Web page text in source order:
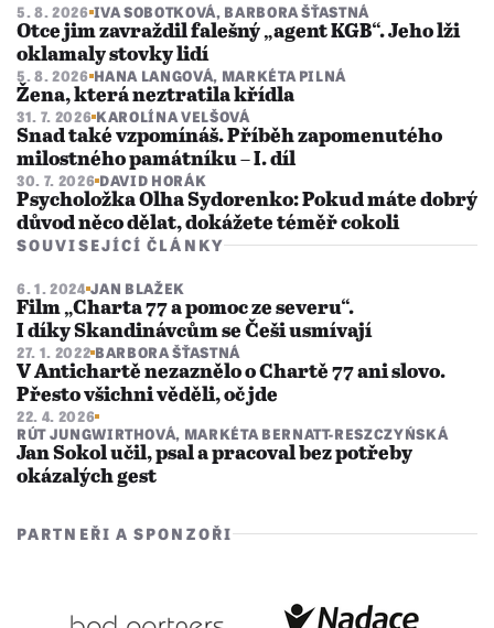
5. 8. 2026 IVA SOBOTKOVÁ, BARBORA ŠŤASTNÁ
Otce jim zavraždil falešný „agent KGB“. Jeho lži
oklamaly stovky lidí
5. 8. 2026 HANA LANGOVÁ, MARKÉTA PILNÁ
Žena, která neztratila křídla
31. 7. 2026 KAROLÍNA VELŠOVÁ
Snad také vzpomínáš. Příběh zapomenutého
milostného památníku – I. díl
30. 7. 2026 DAVID HORÁK
Psycholožka Olha Sydorenko: Pokud máte dobrý
důvod něco dělat, dokážete téměř cokoli
SOUVISEJÍCÍ ČLÁNKY
6. 1. 2024 JAN BLAŽEK
Film „Charta 77 a pomoc ze severu“.
I díky Skandinávcům se Češi usmívají
27. 1. 2022 BARBORA ŠŤASTNÁ
V Antichartě nezaznělo o Chartě 77 ani slovo.
Přesto všichni věděli, oč jde
22. 4. 2026
RÚT JUNGWIRTHOVÁ, MARKÉTA BERNATT-RESZCZYŃSKÁ
Jan Sokol učil, psal a pracoval bez potřeby
okázalých gest
PARTNEŘI A SPONZOŘI